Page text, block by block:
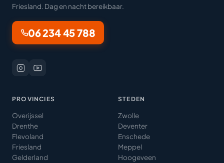
Friesland. Dag en nacht bereikbaar.
06 234 45 788
PROVINCIES
Overijssel
Drenthe
Flevoland
Friesland
Gelderland
STEDEN
Zwolle
Deventer
Enschede
Meppel
Hoogeveen